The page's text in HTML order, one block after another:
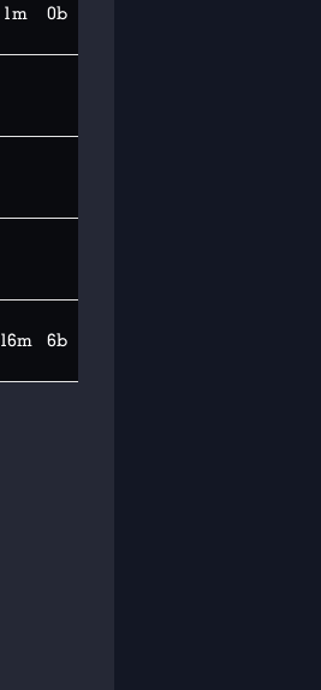
1m 0b
16m 6b